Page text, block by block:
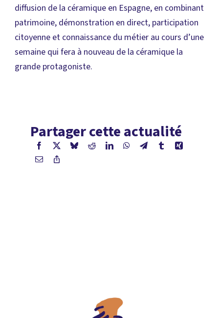
diffusion de la céramique en Espagne, en combinant
patrimoine, démonstration en direct, participation
citoyenne et connaissance du métier au cours d’une
semaine qui fera à nouveau de la céramique la
grande protagoniste.
Partager cette actualité